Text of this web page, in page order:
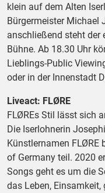
klein auf dem Alten
Bürgermeister Michael
anschließend steht der
Bühne. Ab 18.30 Uhr
Lieblings-Public
oder in der Innenstadt
Liveact: FLØRE
FLØREs Stil lässt sich
Die Iserlohnerin
Künstlernamen FLØRE
of Germany teil. 2020
Songs geht es um die
das Leben, Einsamkeit,